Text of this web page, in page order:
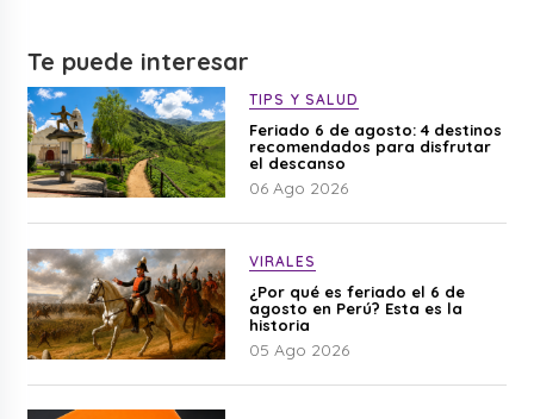
Te puede interesar
TIPS Y SALUD
Feriado 6 de agosto: 4 destinos
recomendados para disfrutar
el descanso
06 Ago 2026
VIRALES
¿Por qué es feriado el 6 de
agosto en Perú? Esta es la
historia
05 Ago 2026